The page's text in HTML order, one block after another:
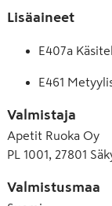
Lisäaineet
E407a
E461
Valmistaja
Apetit Ruoka Oy
PL 1001, 27801
Valmistusmaa